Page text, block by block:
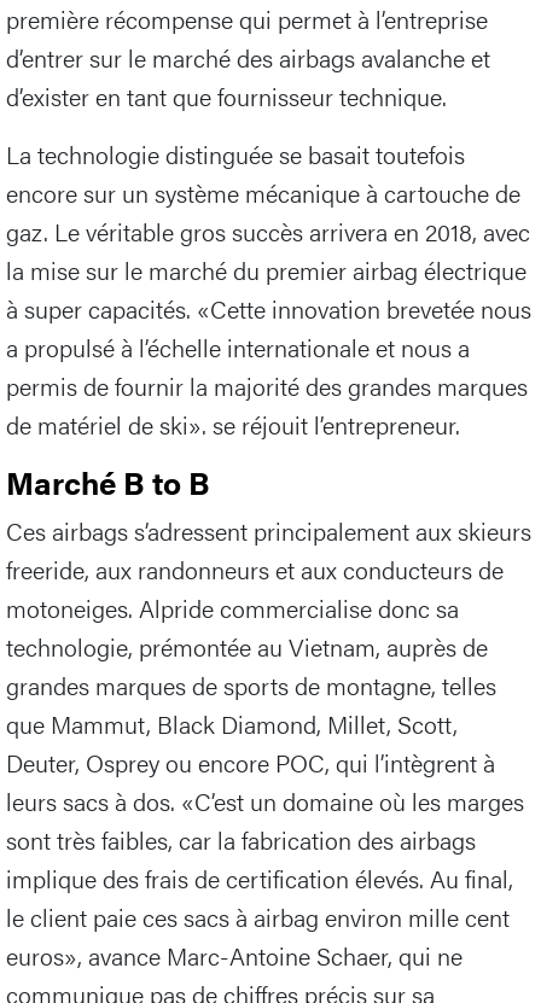
première récompense qui permet à l’entreprise
d’entrer sur le marché des airbags avalanche et
d’exister en tant que fournisseur technique.
La technologie distinguée se basait toutefois
encore sur un système mécanique à cartouche de
gaz. Le véritable gros succès arrivera en 2018, avec
la mise sur le marché du premier airbag électrique
à super capacités. «Cette innovation brevetée nous
a propulsé à l’échelle internationale et nous a
permis de fournir la majorité des grandes marques
de matériel de ski». se réjouit l’entrepreneur.
Marché B to B
Ces airbags s’adressent principalement aux skieurs
freeride, aux randonneurs et aux conducteurs de
motoneiges. Alpride commercialise donc sa
technologie, prémontée au Vietnam, auprès de
grandes marques de sports de montagne, telles
que Mammut, Black Diamond, Millet, Scott,
Deuter, Osprey ou encore POC, qui l’intègrent à
leurs sacs à dos. «C’est un domaine où les marges
sont très faibles, car la fabrication des airbags
implique des frais de certification élevés. Au final,
le client paie ces sacs à airbag environ mille cent
euros», avance Marc-Antoine Schaer, qui ne
communique pas de chiffres précis sur sa